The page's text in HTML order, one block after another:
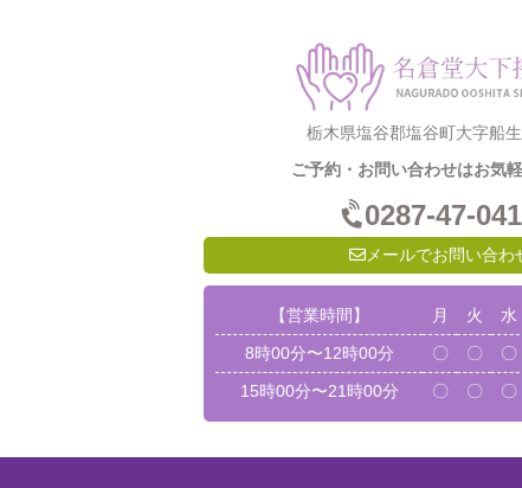
栃木県塩谷郡塩谷町大字船
ご予約・お問い合わせはお気
0287-47-
メールでお問い合わ
【営業時間】 月 火 水
8時00分〜12時00分
〇 〇 〇
15時00分〜21時00分
〇 〇 〇